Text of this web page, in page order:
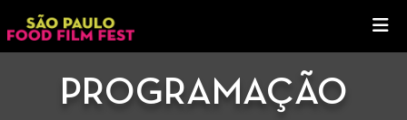
PROGRAMAÇÃO